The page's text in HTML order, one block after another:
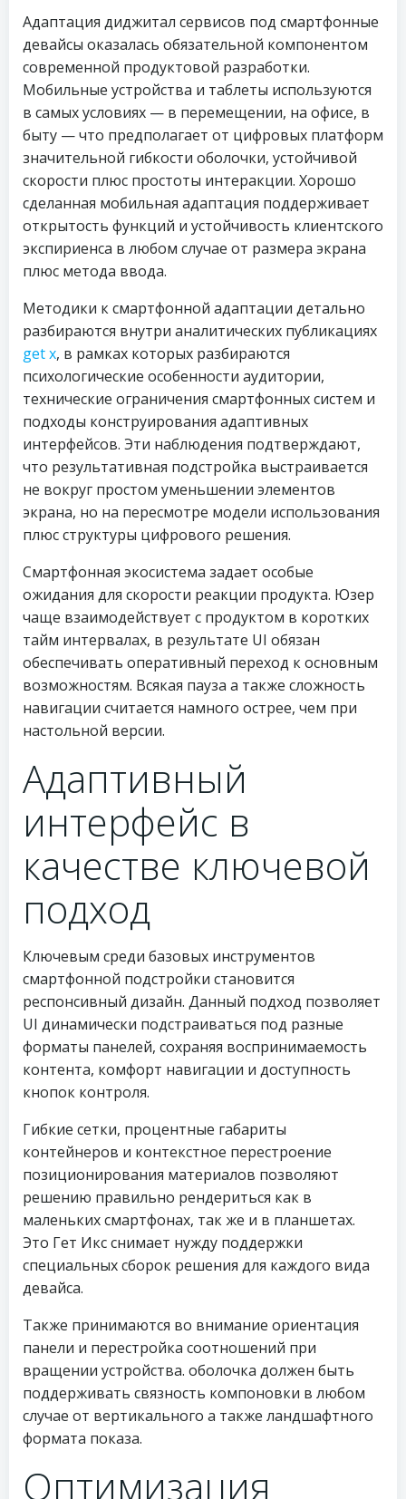
Адаптация диджитал сервисов под смартфонные
девайсы оказалась обязательной компонентом
современной продуктовой разработки.
Мобильные устройства и таблеты используются
в самых условиях — в перемещении, на офисе, в
быту — что предполагает от цифровых платформ
значительной гибкости оболочки, устойчивой
скорости плюс простоты интеракции. Хорошо
сделанная мобильная адаптация поддерживает
открытость функций и устойчивость клиентского
экспириенса в любом случае от размера экрана
плюс метода ввода.
Методики к смартфонной адаптации детально
разбираются внутри аналитических публикациях
get x, в рамках которых разбираются
психологические особенности аудитории,
технические ограничения смартфонных систем и
подходы конструирования адаптивных
интерфейсов. Эти наблюдения подтверждают,
что результативная подстройка выстраивается
не вокруг простом уменьшении элементов
экрана, но на пересмотре модели использования
плюс структуры цифрового решения.
Смартфонная экосистема задает особые
ожидания для скорости реакции продукта. Юзер
чаще взаимодействует с продуктом в коротких
тайм интервалах, в результате UI обязан
обеспечивать оперативный переход к основным
возможностям. Всякая пауза а также сложность
навигации считается намного острее, чем при
настольной версии.
Адаптивный
интерфейс в
качестве ключевой
подход
Ключевым среди базовых инструментов
смартфонной подстройки становится
респонсивный дизайн. Данный подход позволяет
UI динамически подстраиваться под разные
форматы панелей, сохраняя воспринимаемость
контента, комфорт навигации и доступность
кнопок контроля.
Гибкие сетки, процентные габариты
контейнеров и контекстное перестроение
позиционирования материалов позволяют
решению правильно рендериться как в
маленьких смартфонах, так же и в планшетах.
Это Гет Икс снимает нужду поддержки
специальных сборок решения для каждого вида
девайса.
Также принимаются во внимание ориентация
панели и перестройка соотношений при
вращении устройства. оболочка должен быть
поддерживать связность компоновки в любом
случае от вертикального а также ландшафтного
формата показа.
Оптимизация